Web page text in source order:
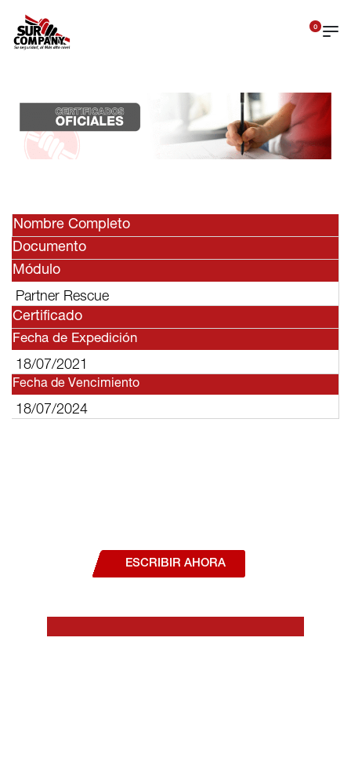
0
Nombre Completo
Documento
Módulo
Partner Rescue
Certificado
Fecha de Expedición
18/07/2021
Fecha de Vencimiento
18/07/2024
ESCRIBIR AHORA